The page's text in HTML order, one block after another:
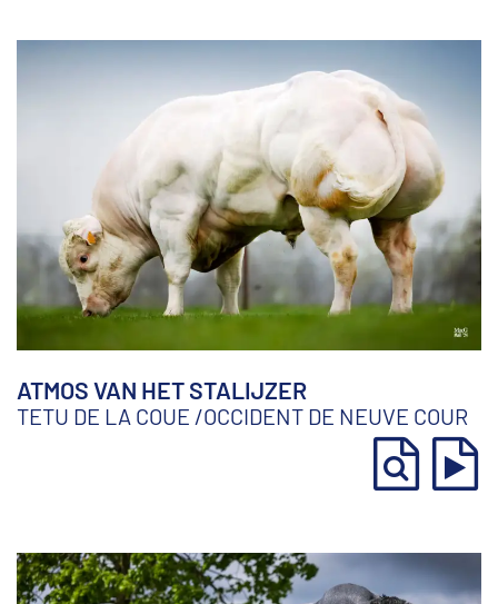
ATMOS VAN HET STALIJZER
TETU DE LA COUE /OCCIDENT DE NEUVE COUR